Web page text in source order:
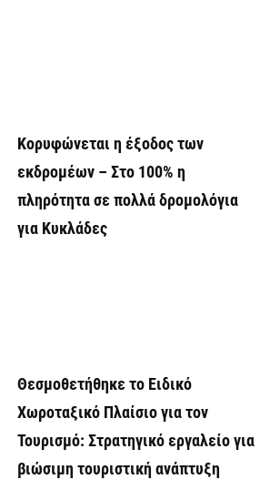
Κορυφώνεται η έξοδος των
εκδρομέων – Στο 100% η
πληρότητα σε πολλά δρομολόγια
για Κυκλάδες
Θεσμοθετήθηκε το Ειδικό
Χωροταξικό Πλαίσιο για τον
Τουρισμό: Στρατηγικό εργαλείο για
βιώσιμη τουριστική ανάπτυξη